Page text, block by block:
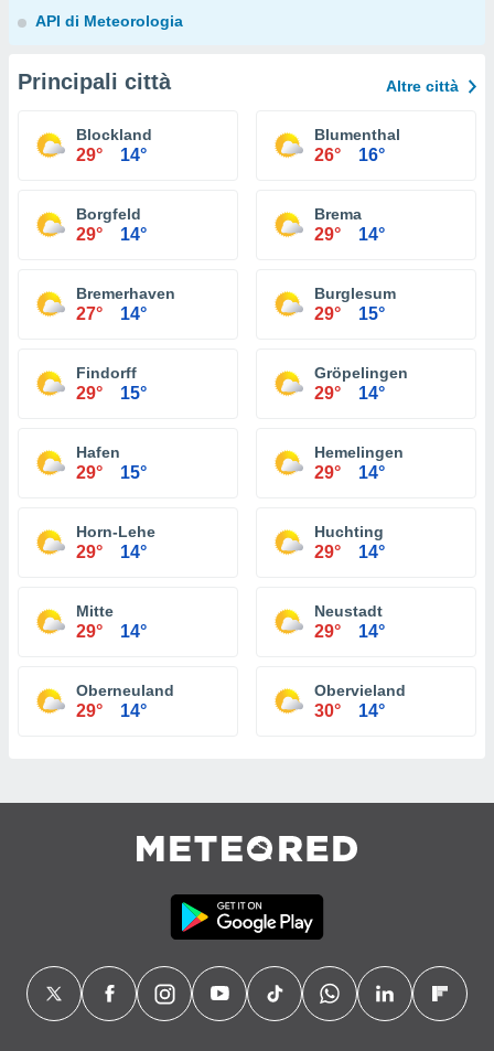
API di Meteorologia
Principali città Altre città
Blockland
29° 14°
Blumenthal
26° 16°
Borgfeld
29° 14°
Brema
29° 14°
Bremerhaven
27° 14°
Burglesum
29° 15°
Findorff
29° 15°
Gröpelingen
29° 14°
Hafen
29° 15°
Hemelingen
29° 14°
Horn-Lehe
29° 14°
Huchting
29° 14°
Mitte
29° 14°
Neustadt
29° 14°
Oberneuland
29° 14°
Obervieland
30° 14°